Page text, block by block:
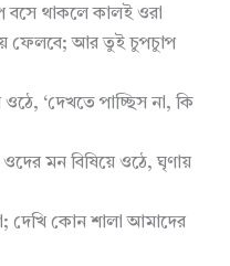
থাকলে কালই ওরা
ফেলবে; আর তুই চুপচুাপ
‘দেখতে পাচ্ছিস না, কি
মন বিষিয়ে ওঠে, ঘৃণায়
দেখি কোন শালা আমাদের